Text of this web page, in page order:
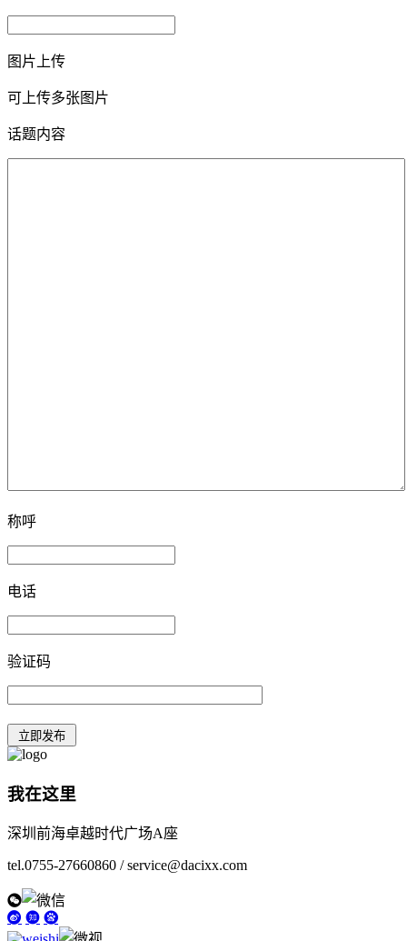
图片上传
可上传多张图片
话题内容
称呼
电话
验证码
我在这里
深圳前海卓越时代广场A座
tel.0755-27660860 / service@dacixx.com